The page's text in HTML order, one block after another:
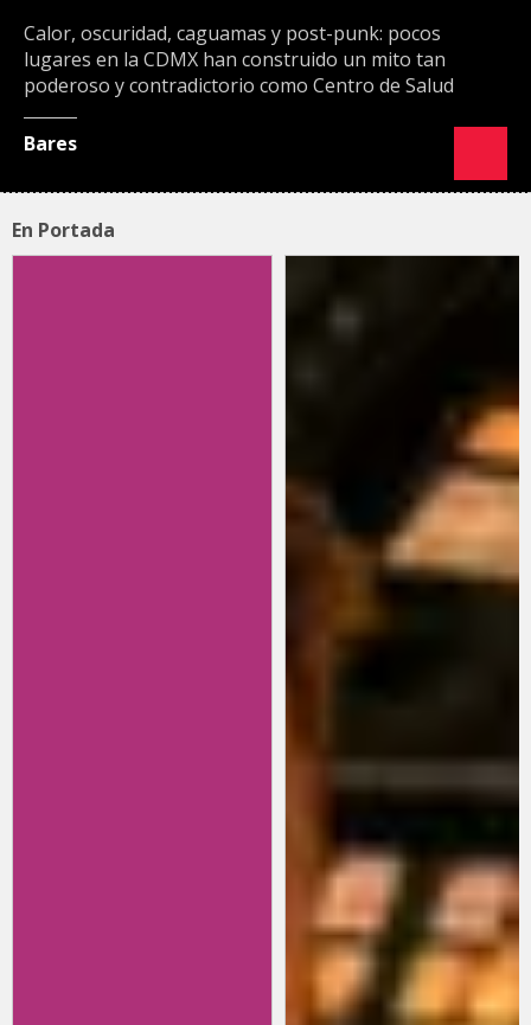
Calor, oscuridad, caguamas y post-punk: pocos
lugares en la CDMX han construido un mito tan
poderoso y contradictorio como Centro de Salud
Bares
En Portada